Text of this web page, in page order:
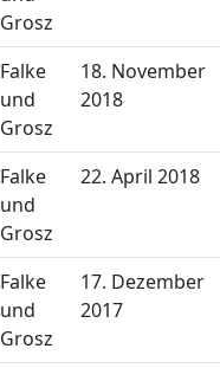
Grosz
Falke
und
Grosz
18. November
2018
Falke
und
Grosz
22. April 2018
Falke
und
Grosz
17. Dezember
2017